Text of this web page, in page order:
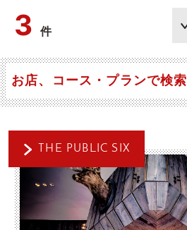
3件
お店、コース・プランで検索
THE PUBLIC SIX